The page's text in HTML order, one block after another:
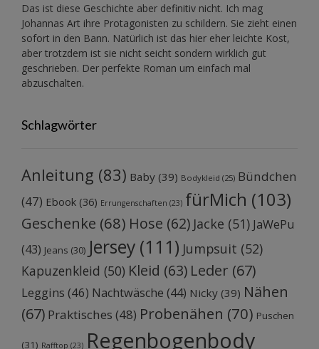
Das ist diese Geschichte aber definitiv nicht. Ich mag
Johannas Art ihre Protagonisten zu schildern. Sie zieht einen
sofort in den Bann. Natürlich ist das hier eher leichte Kost,
aber trotzdem ist sie nicht seicht sondern wirklich gut
geschrieben. Der perfekte Roman um einfach mal
abzuschalten.
Schlagwörter
Anleitung (83) Baby (39) Bodykleid (25) Bündchen
(47) Ebook (36) Errungenschaften (23) fürMich (103)
Geschenke (68) Hose (62) Jacke (51) JaWePu
(43) Jeans (30) Jersey (111) Jumpsuit (52)
Kapuzenkleid (50) Kleid (63) Leder (67)
Leggins (46) Nachtwäsche (44) Nicky (39) Nähen
(67) Praktisches (48) Probenähen (70) Puschen
(31) Rafftop (23) Regenbogenbody